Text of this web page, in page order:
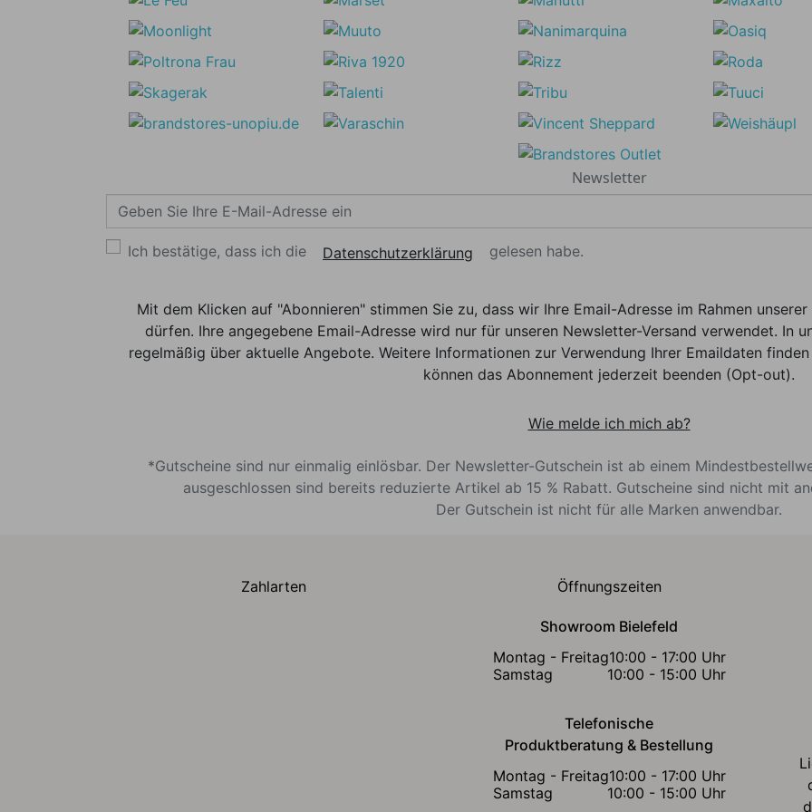
Newsletter
Ich bestätige, dass ich die Datenschutzerklärung gelesen habe.
Mit dem Klicken auf "Abonnieren" stimmen Sie zu, dass wir Ihre Email-Adresse im Rahmen
dürfen. Ihre angegebene Email-Adresse wird nur für unseren Newsletter-Versand verwendet. In
regelmäßig über aktuelle Angebote. Weitere Informationen zur Verwendung Ihrer Emaildaten
können das Abonnement jederzeit beenden (Opt-out).
Wie melde ich mich ab?
*Gutscheine sind nur einmalig einlösbar. Der Newsletter-Gutschein ist ab einem
ausgeschlossen sind bereits reduzierte Artikel ab 15 % Rabatt. Gutscheine sind nicht mit
Der Gutschein ist nicht für alle Marken anwendbar.
Zahlarten Öffnungszeiten
Showroom Bielefeld
Montag - Freitag10:00 - 17:00 Uhr
Samstag
10:00 - 15:00 Uhr
Telefonische
Produktberatung & Bestellung
Montag - Freitag10:00 - 17:00 Uhr
Samstag
10:00 - 15:00 Uhr